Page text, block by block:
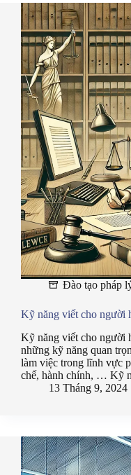
Đào tạo pháp
Kỹ năng viết cho người
Kỹ năng viết cho người
những kỹ năng quan
làm việc trong lĩnh vực
chế, hành chính, … Kỹ
13 Tháng 9, 2024